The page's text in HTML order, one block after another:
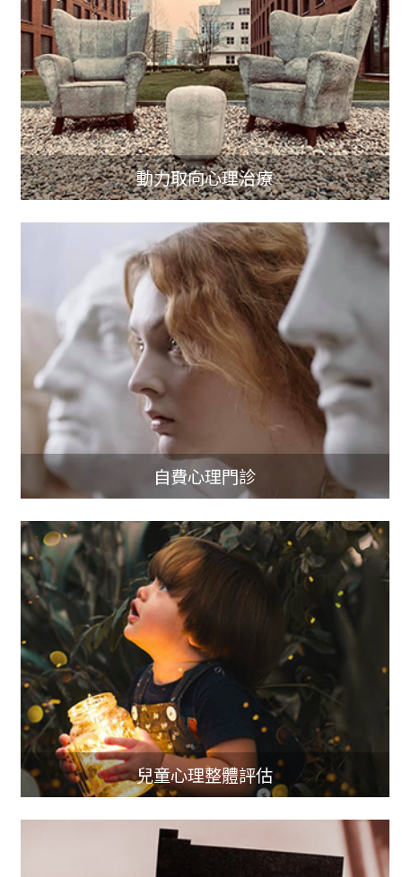
動力取向心理治療
自費心理門診
兒童心理整體評估